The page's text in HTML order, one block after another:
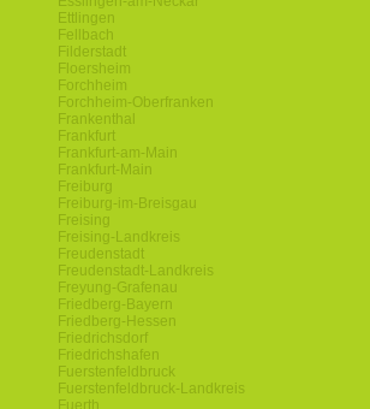
Ettlingen
Fellbach
Filderstadt
Floersheim
Forchheim
Forchheim-Oberfranken
Frankenthal
Frankfurt
Frankfurt-am-Main
Frankfurt-Main
Freiburg
Freiburg-im-Breisgau
Freising
Freising-Landkreis
Freudenstadt
Freudenstadt-Landkreis
Freyung-Grafenau
Friedberg-Bayern
Friedberg-Hessen
Friedrichsdorf
Friedrichshafen
Fuerstenfeldbruck
Fuerstenfeldbruck-Landkreis
Fuerth